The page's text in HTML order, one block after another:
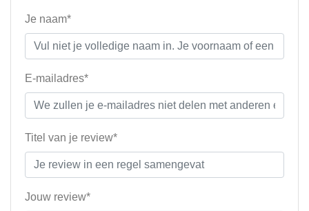
Je naam*
E-mailadres*
Titel van je review*
Jouw review*